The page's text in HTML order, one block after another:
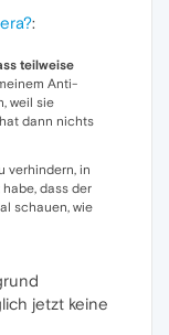
:
teilweise
Anti-
weil sie
dann nichts
verhindern, in
dass der
schauen, wie
jetzt keine